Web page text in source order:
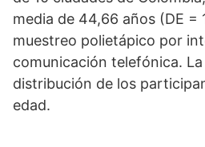
media de 44,66 años (DE =
muestreo polietápico por
comunicación telefónica.
distribución de los
edad.